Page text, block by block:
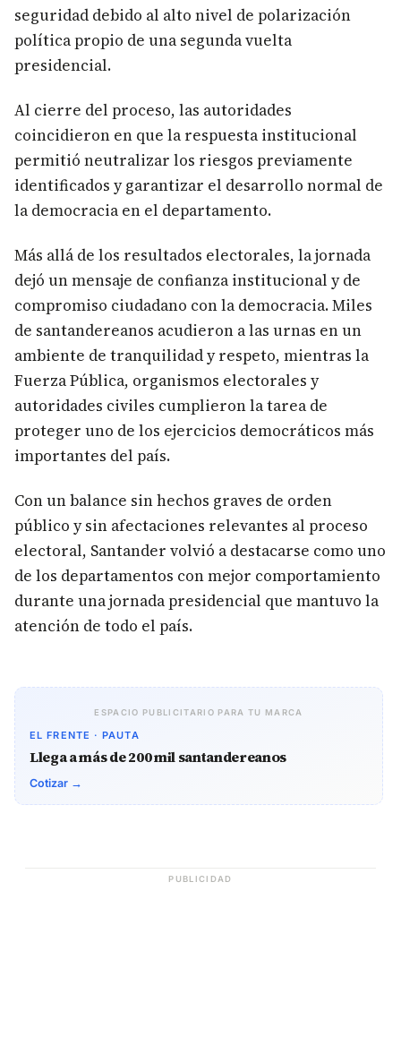
seguridad debido al alto nivel de polarización
política propio de una segunda vuelta
presidencial.
Al cierre del proceso, las autoridades
coincidieron en que la respuesta institucional
permitió neutralizar los riesgos previamente
identificados y garantizar el desarrollo normal de
la democracia en el departamento.
Más allá de los resultados electorales, la jornada
dejó un mensaje de confianza institucional y de
compromiso ciudadano con la democracia. Miles
de santandereanos acudieron a las urnas en un
ambiente de tranquilidad y respeto, mientras la
Fuerza Pública, organismos electorales y
autoridades civiles cumplieron la tarea de
proteger uno de los ejercicios democráticos más
importantes del país.
Con un balance sin hechos graves de orden
público y sin afectaciones relevantes al proceso
electoral, Santander volvió a destacarse como uno
de los departamentos con mejor comportamiento
durante una jornada presidencial que mantuvo la
atención de todo el país.
ESPACIO PUBLICITARIO PARA TU MARCA
EL FRENTE · PAUTA
Llega a más de 200 mil santandereanos
Cotizar →
PUBLICIDAD